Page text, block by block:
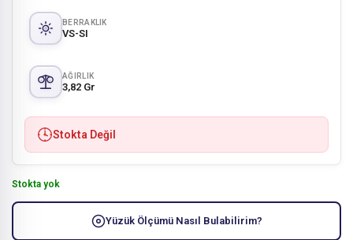
BERRAKLIK
VS-SI
AĞIRLIK
3,82 Gr
Stokta Değil
Stokta yok
Yüzük Ölçümü Nasıl Bulabilirim?